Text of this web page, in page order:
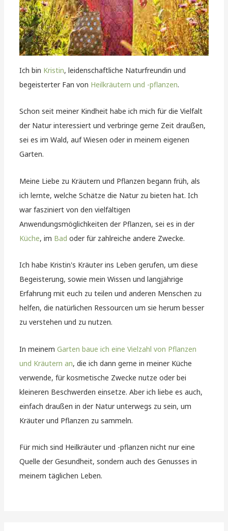
Ich bin Kristin, leidenschaftliche Naturfreundin und
begeisterter Fan von Heilkräutern und -pflanzen.
Schon seit meiner Kindheit habe ich mich für die Vielfalt
der Natur interessiert und verbringe gerne Zeit draußen,
sei es im Wald, auf Wiesen oder in meinem eigenen
Garten.
Meine Liebe zu Kräutern und Pflanzen begann früh, als
ich lernte, welche Schätze die Natur zu bieten hat. Ich
war fasziniert von den vielfältigen
Anwendungsmöglichkeiten der Pflanzen, sei es in der
Küche, im Bad oder für zahlreiche andere Zwecke.
Ich habe Kristin's Kräuter ins Leben gerufen, um diese
Begeisterung, sowie mein Wissen und langjährige
Erfahrung mit euch zu teilen und anderen Menschen zu
helfen, die natürlichen Ressourcen um sie herum besser
zu verstehen und zu nutzen.
In meinemGarten baue ich eine Vielzahl von Pflanzen
und Kräutern an, die ich dann gerne in meiner Küche
verwende, für kosmetische Zwecke nutze oder bei
kleineren Beschwerden einsetze. Aber ich liebe es auch,
einfach draußen in der Natur unterwegs zu sein, um
Kräuter und Pflanzen zu sammeln.
Für mich sind Heilkräuter und -pflanzen nicht nur eine
Quelle der Gesundheit, sondern auch des Genusses in
meinem täglichen Leben.